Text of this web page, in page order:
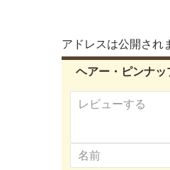
アドレスは公開され
ヘアー・ピンナ